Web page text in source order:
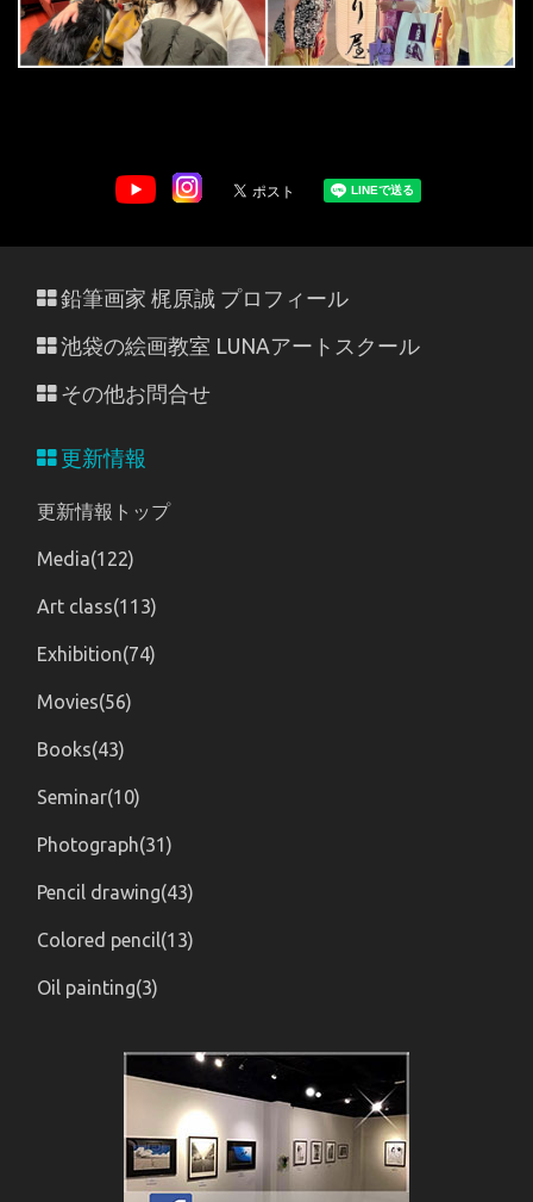
鉛筆画家 梶原誠 プロフィール
池袋の絵画教室 LUNAアートスクール
その他お問合せ
更新情報
更新情報トップ
Media(122)
Art class(113)
Exhibition(74)
Movies(56)
Books(43)
Seminar(10)
Photograph(31)
Pencil drawing(43)
Colored pencil(13)
Oil painting(3)